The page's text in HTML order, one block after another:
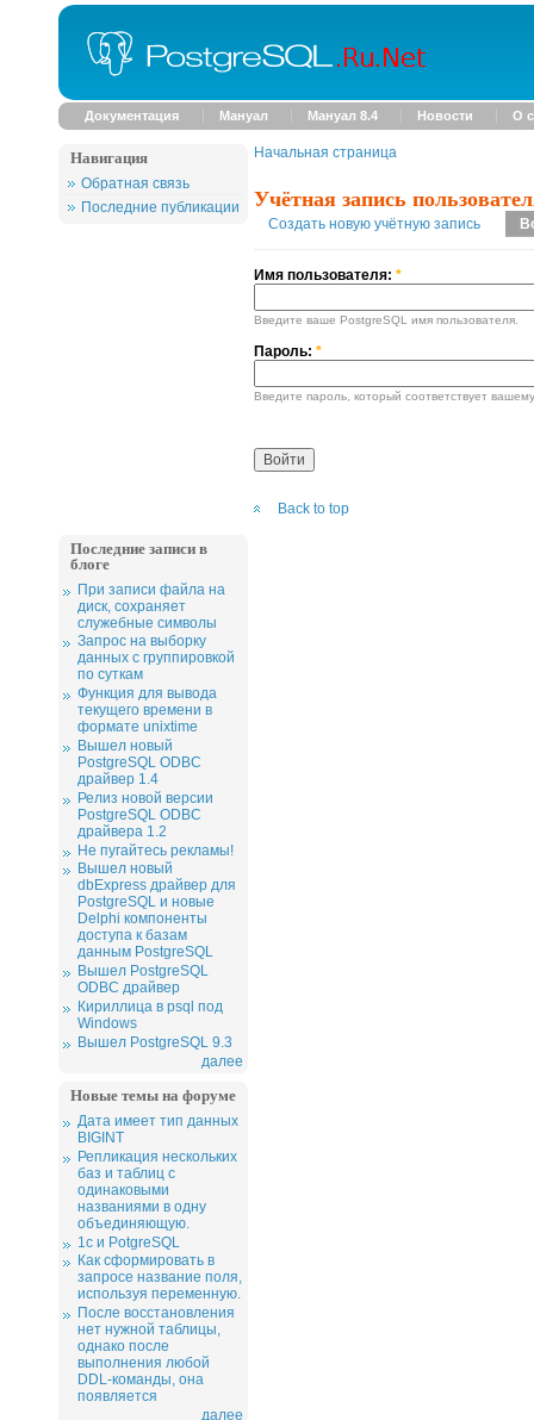
Документация Мануал Мануал 8.4 Новости О
Навигация
Обратная связь
Последние публикации
Начальная страница
Учётная запись
Создать новую учётную запись
Имя пользователя: *
Введите ваше PostgreSQL имя пользователя.
Пароль: *
Введите пароль, который соответствует
Back to top
Последние записи в
блоге
При записи файла на
диск, сохраняет
служебные символы
Запрос на выборку
данных с группировкой
по суткам
Функция для вывода
текущего времени в
формате unixtime
Вышел новый
PostgreSQL ODBC
драйвер 1.4
Релиз новой версии
PostgreSQL ODBC
драйвера 1.2
Не пугайтесь рекламы!
Вышел новый
dbExpress драйвер для
PostgreSQL и новые
Delphi компоненты
доступа к базам
данным PostgreSQL
Вышел PostgreSQL
ODBC драйвер
Кириллица в psql под
Windows
Вышел PostgreSQL 9.3
далее
Новые темы на форуме
Дата имеет тип данных
BIGINT
Репликация нескольких
баз и таблиц с
одинаковыми
названиями в одну
объединяющую.
1c и PotgreSQL
Как сформировать в
запросе название поля,
используя переменную.
После восстановления
нет нужной таблицы,
однако после
выполнения любой
DDL-команды, она
появляется
далее